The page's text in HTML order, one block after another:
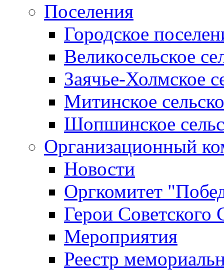
Поселения
Городское
Великосельское
Заячье-Холмское
Митинское
Шопшинское
Организационный
Новости
Оргкомитет
Герои Советского
Мероприятия
Реестр